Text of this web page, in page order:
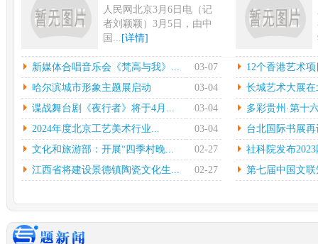
人民网北京3月6日电（记
者刘颖颖）3月5日，由中
国... [详情]
新媒体合唱音乐会《梵...
中新网上海3月6日电在指
挥彼得•迪克斯特拉的率领
下...[详情]
12
本
陈
中
哈尔滨城市形象主题展...
光明日报北京2月27日电
（记者鲁元珍、张斐晔）2
7... [详情]
长
中
莹
[
由北京反掌娱乐文化有限
中
新媒体合唱音乐会《梵高与我》... 03-07
12个香港艺术
哈尔滨城市形象主题展启动
03-04
长城艺术大展
谍战舞台剧《夜行者》将于4月...
03-04
多彩贵州·第十
2024年度北京工艺美术行业...
03-04
台北国际书展
文化和旅游部：开展“四季村晚...
02-27
社科院发布
江西省将建设景德镇陶瓷文化生...
02-27 第七届中国文